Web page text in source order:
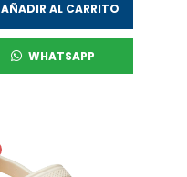
AÑADIR AL CARRITO
WHATSAPP